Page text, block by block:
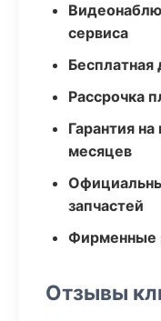
сервиса
Бесплатная
Рассрочка
Гарантия
месяцев
запчастей
Фирменные
Отзывы